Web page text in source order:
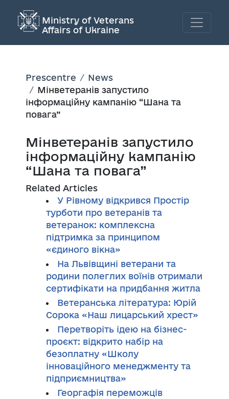
Ministry of Veterans
Affairs of Ukraine
Prescentre
News
Мінветеранів запустило
інформаційну кампанію “Шана та
повага”
Мінветеранів запустило
інформаційну кампанію
“Шана та повага”
Related Articles
У Рівному відкрився Простір
турботи про ветеранів та
ветеранок: комплексна
підтримка за принципом
«єдиного вікна»
На Львівщині ветерани та
родини полеглих воїнів отримали
сертифікати на придбання житла
Ветеранська література: Юрій
Сорока «Наш лицарський хрест»
Перетворіть ідею на бізнес-
проєкт: відкрито набір на
безоплатну «Школу
інноваційного менеджменту та
підприємництва»
Георгафія переможців